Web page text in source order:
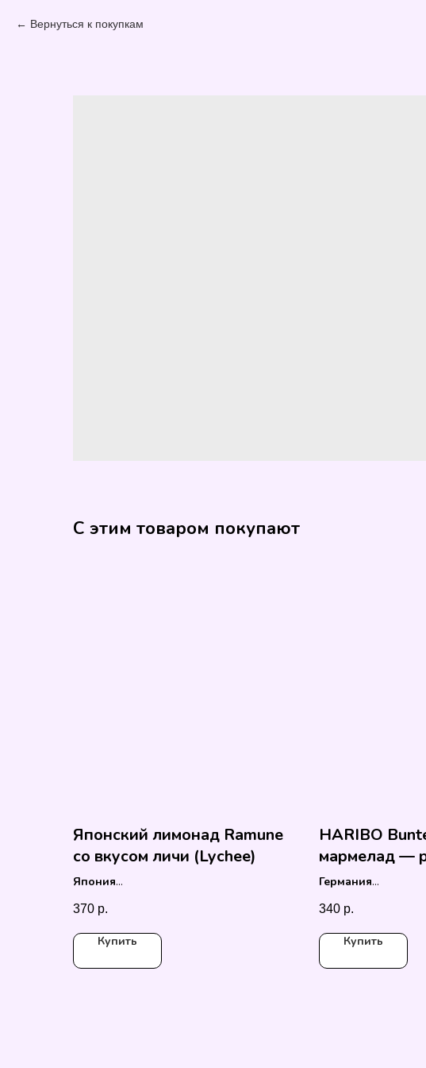
Вернуться к покупкам
С этим товаром покупают
Японский лимонад Ramune
со вкусом личи (Lychee)
Япония
370 р.
Купить
HARIBO
мармелад —
улитки
Германия
340 р.
Купить